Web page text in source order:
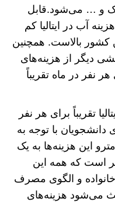
و … می‌شود.قابل
آب در ایتالیا کم
کشور بالاست. همچنین
دیگر از هزینه‌های
نفر در ماه تقریباً
تقریباً برای هر نفر
دانشجویان با توجه به
این هزینه‌ها به یک
است که همه این
و الگوی مصرف
می‌شود هزینه‌های